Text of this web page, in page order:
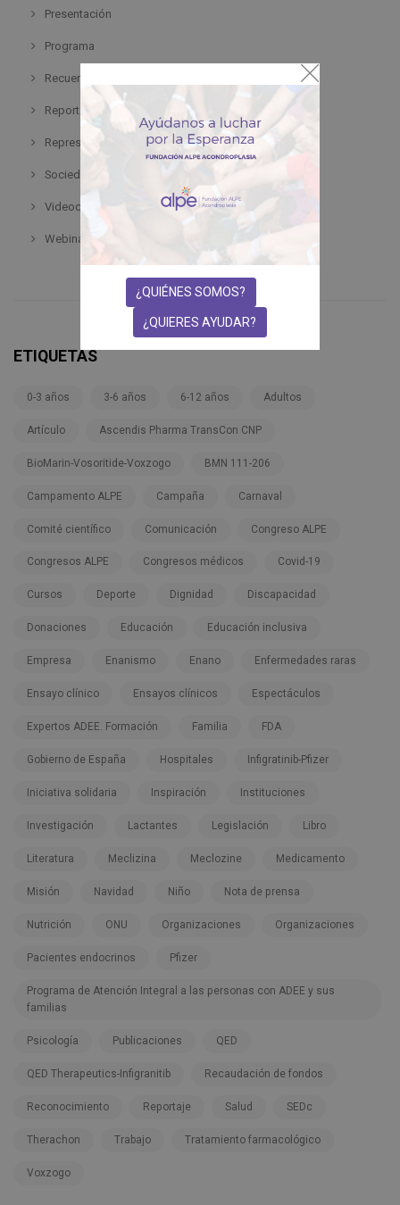
Presentación
Programa
Recuerdos
Reportaje
Representación de pacientes
Sociedad
Videoconferencia
Webinar
ETIQUETAS
0-3 años 3-6 años 6-12 años Adultos
Artículo Ascendis Pharma TransCon CNP
BioMarin-Vosoritide-Voxzogo BMN 111-206
Campamento ALPE Campaña Carnaval
Comité científico Comunicación Congreso ALPE
Congresos ALPE Congresos médicos Covid-19
Cursos Deporte Dignidad Discapacidad
Donaciones Educación Educación inclusiva
Empresa Enanismo Enano Enfermedades raras
Ensayo clínico Ensayos clínicos Espectáculos
Expertos ADEE. Formación Familia FDA
Gobierno de España Hospitales Infigratinib-Pfizer
Iniciativa solidaria Inspiración Instituciones
Investigación Lactantes Legislación Libro
Literatura Meclizina Meclozine Medicamento
Misión Navidad Niño Nota de prensa
Nutrición ONU Organizaciones Organizaciones
Pacientes endocrinos Pfizer
Programa de Atención Integral a las personas con ADEE y sus
familias
Psicología Publicaciones QED
QED Therapeutics-Infigranitib Recaudación de fondos
Reconocimiento Reportaje Salud SEDc
Therachon Trabajo Tratamiento farmacológico
Voxzogo
¿QUIÉNES SOMOS?
¿QUIERES AYUDAR?